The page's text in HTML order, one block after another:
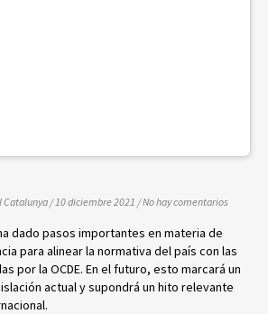
Catalunya / 10 diciembre 2021 /No hay comentarios
dado pasos importantes en materia de
para alinear la normativa del país con las
por la OCDE. En el futuro, esto marcará un
actual y supondrá un hito relevante